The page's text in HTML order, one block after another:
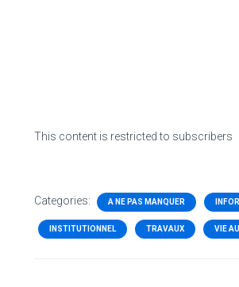
This content is restricted to subscribers
Categories: A NE PAS MANQUER
INSTITUTIONNEL TRAVAUX VIE